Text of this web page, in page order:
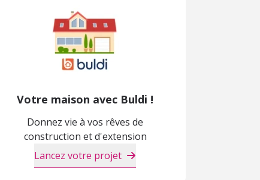
Votre maison avec Buldi !
Donnez vie à vos rêves de
construction et d'extension
Lancez votre projet